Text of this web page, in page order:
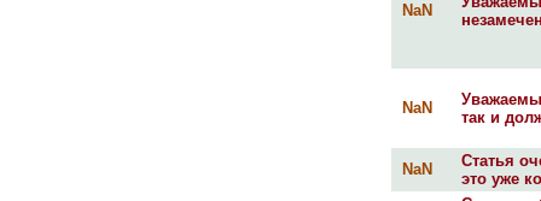
NaN
NaN
так и
NaN
Статья
это уже